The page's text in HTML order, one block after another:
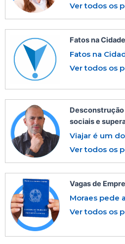
Ver todos os
Fatos na Cidade
Fatos na
Ver todos os
sociais e
Viajar é um
Ver todos os
Vagas de
Moraes pede
Ver todos os